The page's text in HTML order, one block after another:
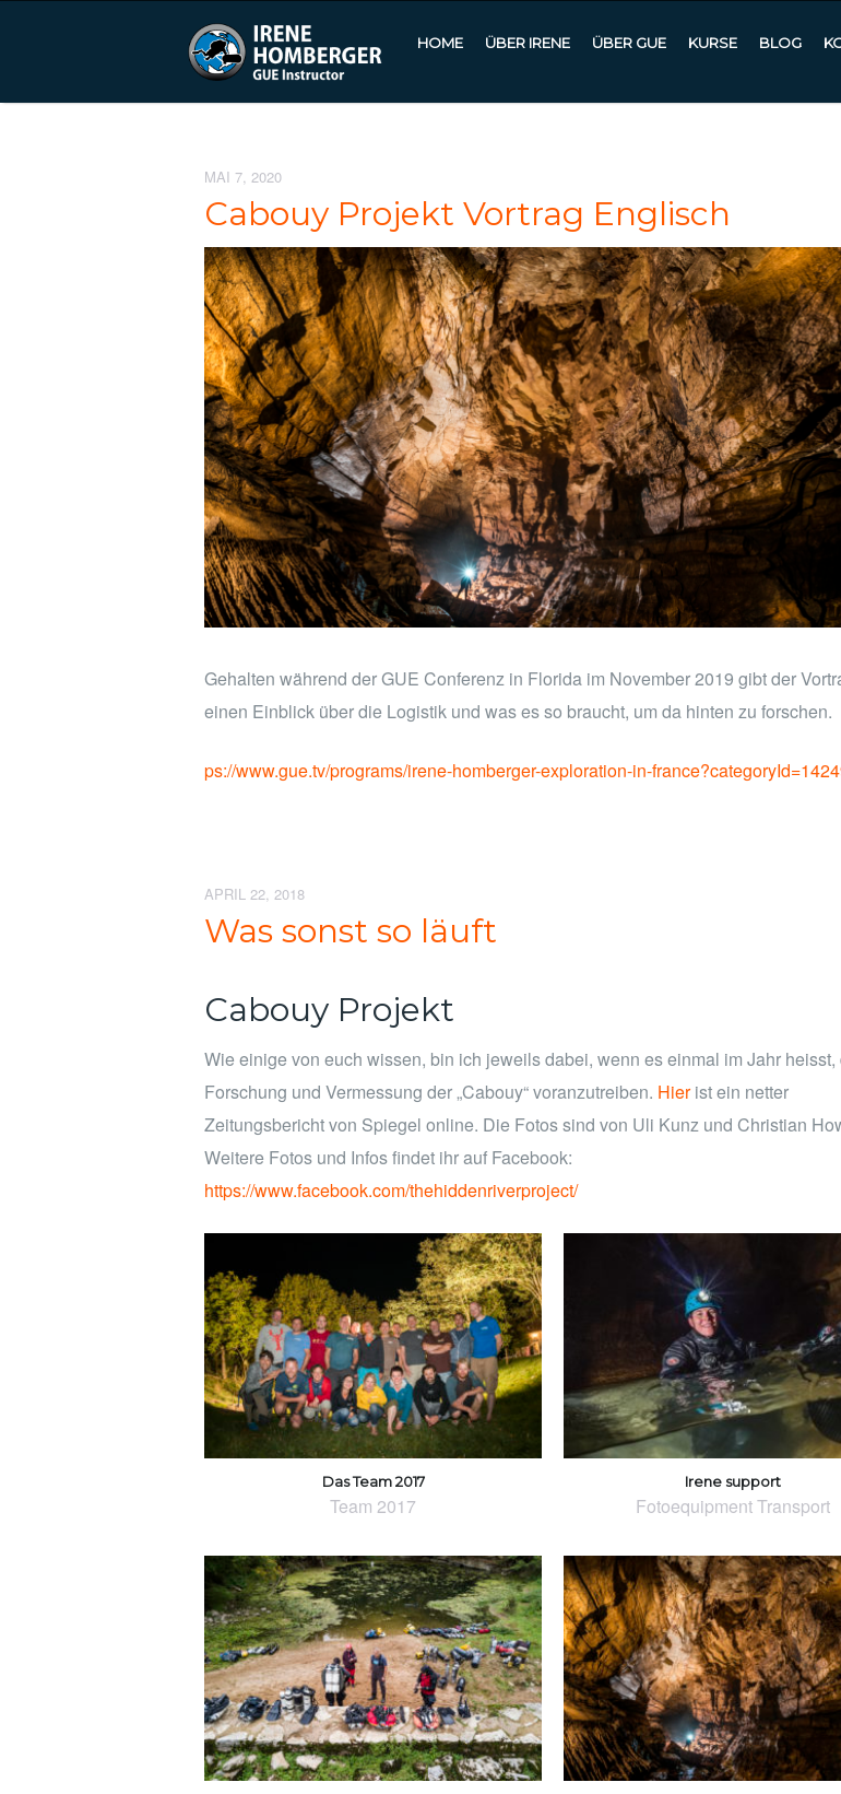
HOME ÜBER IRENE ÜBER GUE KURSE BLOG
MAI 7, 2020
Cabouy Projekt Vortrag Englisch
Gehalten während der GUE Conferenz in Florida im November 2019 gibt der
einen Einblick über die Logistik und was es so braucht, um da hinten zu forschen.
ps://www.gue.tv/programs/irene-homberger-exploration-in-
APRIL 22, 2018
Was sonst so läuft
Cabouy Projekt
Wie einige von euch wissen, bin ich jeweils dabei, wenn es einmal im Jahr heisst,
Forschung und Vermessung der „Cabouy“ voranzutreiben. Hierist ein netter
Zeitungsbericht von Spiegel online. Die Fotos sind von Uli Kunz und Christian
Weitere Fotos und Infos findet ihr auf Facebook:
https://www.facebook.com/thehiddenriverproject/
Das Team 2017
Team 2017
Irene support
Fotoequipment Transport